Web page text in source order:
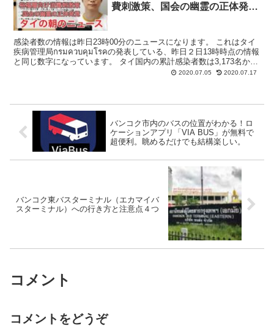
費刺激策、国会の幽霊の正体発
感染者数の情報は昨日23時00分のニュースになります。 これはタイ
疾病管理局กรมควบคุมโรคの発表している、昨日２日13時時点の情報
と同じ数字になっています。 タイ国内の累計感染者数は3,173名から
2020.07.05 2020.07.17
バンコク市内のバスの位置がわかる！ロ
ケーションアプリ「VIA BUS」が無料で
超便利。眺めるだけでも結構楽しい。
バンコク東バスターミナル（エカマイバ
スターミナル）への行き方と注意点４つ
コメント
コメントをどうぞ